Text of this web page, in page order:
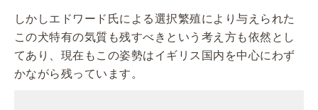
しかしエドワード氏による選択繁殖により与えられた
この犬特有の気質も残すべきという考え方も依然とし
てあり、現在もこの姿勢はイギリス国内を中心にわず
かながら残っています。